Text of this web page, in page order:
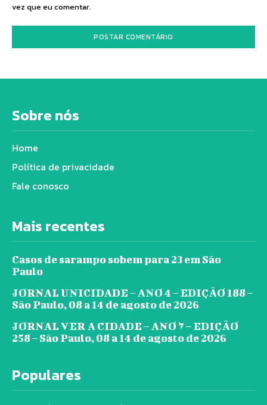
vez que eu comentar.
Sobre nós
Home
Política de privacidade
Fale conosco
Mais recentes
Casos de sarampo sobem para 23 em São
Paulo
JORNAL UNICIDADE – ANO 4 – EDIÇÃO 188 –
São Paulo, 08 a 14 de agosto de 2026
JORNAL VER A CIDADE – ANO 7 – EDIÇÃO
258 – São Paulo, 08 a 14 de agosto de 2026
Populares